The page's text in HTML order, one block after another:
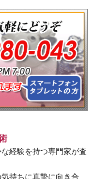
経験を持つ専門家が査
持ちに真摯に向き合